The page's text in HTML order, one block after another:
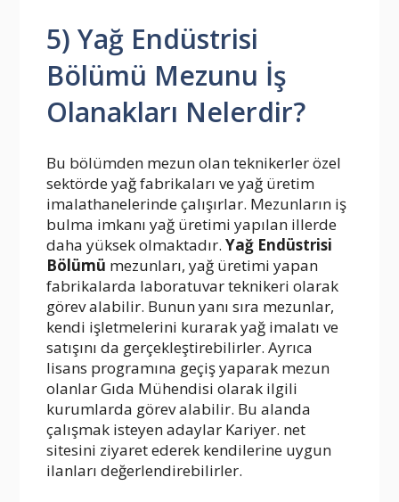
5) Yağ Endüstrisi
Bölümü Mezunu İş
Olanakları Nelerdir?
Bu bölümden mezun olan teknikerler özel
sektörde yağ fabrikaları ve yağ üretim
imalathanelerinde çalışırlar. Mezunların iş
bulma imkanı yağ üretimi yapılan illerde
daha yüksek olmaktadır. Yağ Endüstrisi
Bölümü mezunları, yağ üretimi yapan
fabrikalarda laboratuvar teknikeri olarak
görev alabilir. Bunun yanı sıra mezunlar,
kendi işletmelerini kurarak yağ imalatı ve
satışını da gerçekleştirebilirler. Ayrıca
lisans programına geçiş yaparak mezun
olanlar Gıda Mühendisi olarak ilgili
kurumlarda görev alabilir. Bu alanda
çalışmak isteyen adaylar Kariyer. net
sitesini ziyaret ederek kendilerine uygun
ilanları değerlendirebilirler.